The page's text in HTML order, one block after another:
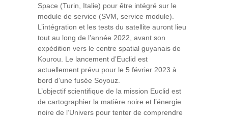
Space (Turin, Italie) pour être intégré sur le
module de service (SVM, service module).
L’intégration et les tests du satellite auront lieu
tout au long de l’année 2022, avant son
expédition vers le centre spatial guyanais de
Kourou. Le lancement d’Euclid est
actuellement prévu pour le 5 février 2023 à
bord d’une fusée Soyouz.
L’objectif scientifique de la mission Euclid est
de cartographier la matière noire et l’énergie
noire de l’Univers pour tenter de comprendre